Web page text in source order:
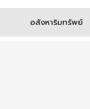
อสังหาริมทรัพย์